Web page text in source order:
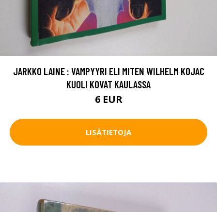
JARKKO LAINE : VAMPYYRI ELI MITEN WILHELM KOJAC
KUOLI KOVAT KAULASSA
6 EUR
LISÄTIETOJA